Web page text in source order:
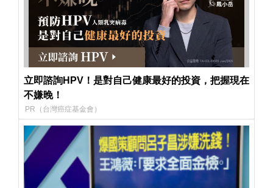
立即諮詢HPV！是對自己健康最好的投資，把握現在
不嫌晚！
PR（台灣癌症基金會）